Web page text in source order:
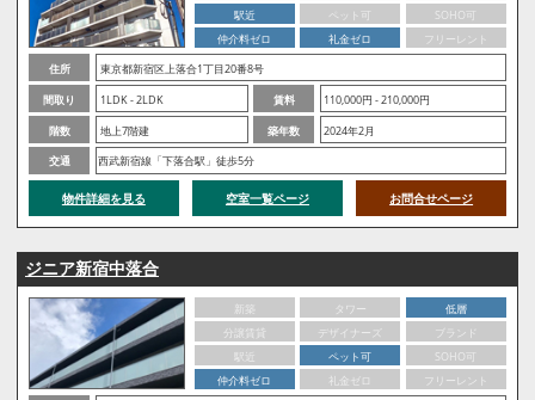
駅近
ペット可
SOHO可
仲介料ゼロ
礼金ゼロ
フリーレント
住所
東京都新宿区上落合1丁目20番8号
間取り
1LDK - 2LDK 賃料
110,000円 - 210,000円
階数
地上7階建 築年数
2024年2月
交通
西武新宿線「下落合駅」徒歩5分
物件詳細を見る 空室一覧ページ お問合せページ
ジニア新宿中落合
新築 タワー
低層
分譲賃貸
デザイナーズ
ブランド
駅近
ペット可
SOHO可
仲介料ゼロ
礼金ゼロ
フリーレント